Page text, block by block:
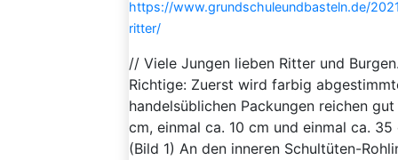
https://www.grundschuleundbasteln.de/
ritter/
// Viele Jungen lieben Ritter und
Richtige: Zuerst wird farbig
handelsüblichen Packungen reichen
cm, einmal ca. 10 cm und einmal ca.
(Bild 1) An den inneren Schultüten-